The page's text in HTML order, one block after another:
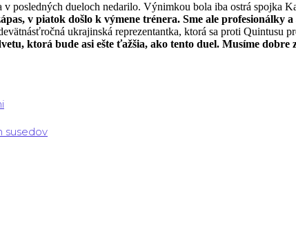
posledných dueloch nedarilo. Výnimkou bola iba ostrá spojka
v piatok došlo k výmene trénera. Sme ale profesionálky
ukrajinská reprezentantka, ktorá sa proti Quintusu
ktorá bude asi ešte ťažšia, ako tento duel. Musíme
susedov